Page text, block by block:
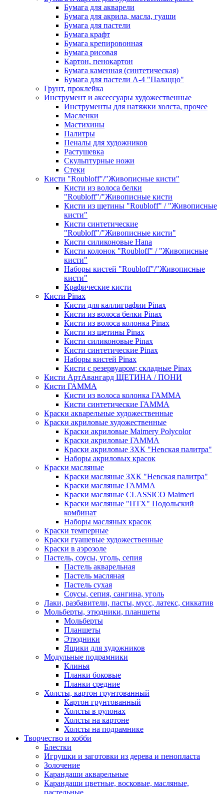
Бумага для акварели
Бумага для акрила, масла, гуаши
Бумага для пастели
Бумага крафт
Бумага крепировонная
Бумага рисовая
Картон, пенокартон
Бумага каменная (синтетическая)
Бумага для пастели А-4 "Палаццо"
Грунт, проклейка
Инструмент и аксессуары художественные
Инструменты для натяжки холста, прочее
Масленки
Мастихины
Палитры
Пеналы для художников
Растушевка
Скульптурные ножи
Стеки
Кисти "Roubloff"/"Живописные кисти"
Кисти из волоса белки
"Roubloff"/"Живописные кисти
Кисти из щетины "Roubloff" / "Живописные
кисти"
Кисти синтетические
"Roubloff"/"Живописные кисти"
Кисти силиконовые Hana
Кисти колонок "Roubloff" / "Живописные
кисти"
Наборы кистей "Roubloff"/"Живописные
кисти"
Крафические кисти
Кисти Pinax
Кисти для каллиграфии Pinax
Кисти из волоса белки Pinax
Кисти из волоса колонка Pinax
Кисти из щетины Pinax
Кисти силиконовые Pinax
Кисти синтетические Pinax
Наборы кистей Pinax
Кисти с резервуаром; складные Pinax
Кисти АртАвангард ЩЕТИНА / ПОНИ
Кисти ГАММА
Кисти из волоса колонка ГАММА
Кисти синтетические ГАММА
Краски акварельные художественные
Краски акриловые художественные
Краски акриловые Maimery Polycolor
Краски акриловые ГАММА
Краски акриловые ЗХК "Невская палитра"
Наборы акриловых красок
Краски масляные
Краски масляные ЗХК "Невская палитра"
Краски масляные ГАММА
Краски масляные CLASSICO Maimeri
Краски масляные "ПТХ" Подольский
комбинат
Наборы масляных красок
Краски темперные
Краски гуашевые художественные
Краски в аэрозоле
Пастель, соусы, уголь, сепия
Пастель акварельная
Пастель масляная
Пастель сухая
Соусы, сепия, сангина, уголь
Лаки, разбавители, пасты, мусс, латекс, сиккатив
Мольберты, этюдники, планшеты
Мольберты
Планшеты
Этюдники
Ящики для художников
Модульные подрамники
Клинья
Планки боковые
Планки средние
Холсты, картон грунтованный
Картон грунтованный
Холсты в рулонах
Холсты на картоне
Холсты на подрамнике
Творчество и хобби
Блестки
Игрушки и заготовки из дерева и пенопласта
Золочение
Карандаши акварельные
Карандаши цветные, восковые, масляные,
пастельные